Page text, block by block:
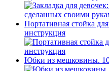
Портативная стойка
инструкция
Юбки из мешковины.